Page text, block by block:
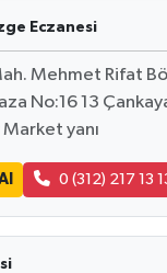
Eczanesi
Mehmet Rifat
No:16 13
yanı
0 (312) 217 13